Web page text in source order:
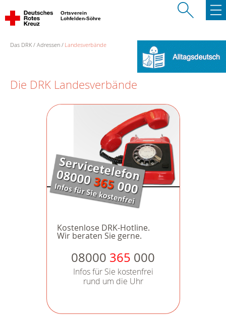
Ortsverein
Lohfelden-Söhre
Das DRK Adressen Landesverbände
Die DRK Landesverbände
Kostenlose DRK-Hotline.
Wir beraten Sie gerne.
08000 365 000
Infos für Sie kostenfrei
rund um die Uhr